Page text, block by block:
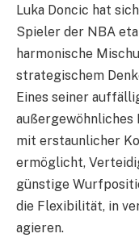
Luka Doncic hat
Spieler der NBA
harmonische
strategischem
Eines seiner
außergewöhnliches
mit erstaunlicher
ermöglicht,
günstige
die Flexibilität, in
agieren.